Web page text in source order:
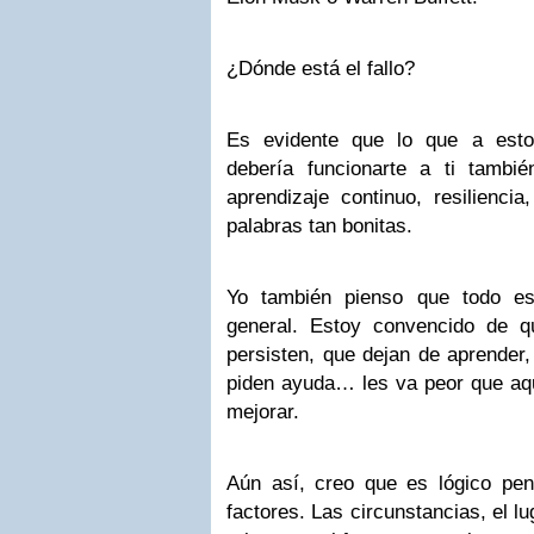
¿Dónde está el fallo?
Es evidente que lo que a
debería funcionarte a ti
aprendizaje continuo,
palabras tan bonitas.
Yo también pienso que todo
general. Estoy convencido de
persisten, que dejan de
piden ayuda… les va peor que
mejorar.
Aún así, creo que es lógico
factores. Las circunstancias, el